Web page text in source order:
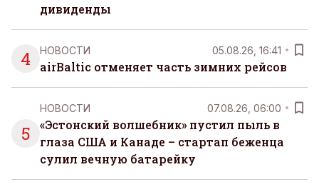
дивиденды
4 НОВОСТИ 05.08.26, 16:41
airBaltic отменяет часть зимних рейсов
5
НОВОСТИ 07.08.26, 06:00
«Эстонский волшебник» пустил пыль в
глаза США и Канаде – стартап беженца
сулил вечную батарейку